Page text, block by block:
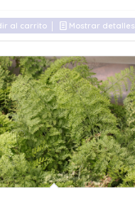
al carrito Mostrar detalles